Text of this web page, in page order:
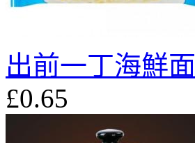
出前一丁海鮮面
£0.65